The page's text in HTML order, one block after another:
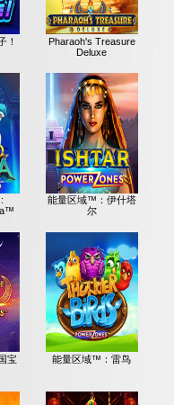
！
Pharaoh's Treasure
Deluxe
能量区域™：伊什塔
尔
宝
能量区域™：雷鸟